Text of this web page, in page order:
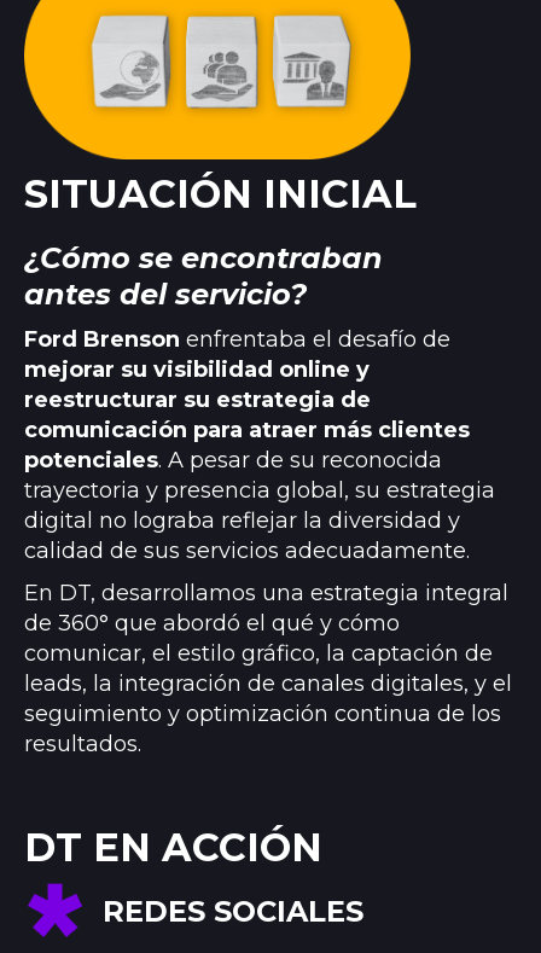
SITUACIÓN INICIAL
¿Cómo se encontraban
antes del servicio?
Ford Brenson enfrentaba el desafío de
mejorar su visibilidad online y
reestructurar su estrategia de
comunicación para atraer más clientes
potenciales. A pesar de su reconocida
trayectoria y presencia global, su estrategia
digital no lograba reflejar la diversidad y
calidad de sus servicios adecuadamente.
En DT, desarrollamos una estrategia integral
de 360° que abordó el qué y cómo
comunicar, el estilo gráfico, la captación de
leads, la integración de canales digitales, y el
seguimiento y optimización continua de los
resultados.
DT EN ACCIÓN
REDES SOCIALES